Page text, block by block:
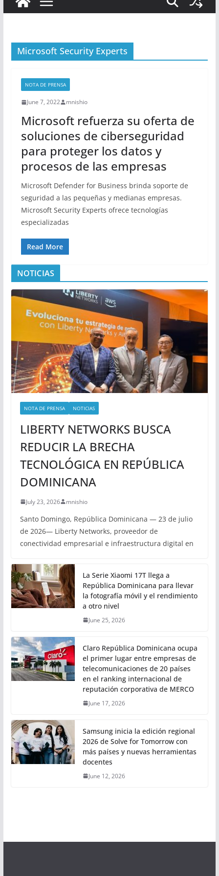
Microsoft Security Experts
NOTA DE PRENSA
June 7, 2022 mnishio
Microsoft refuerza su oferta de
soluciones de ciberseguridad
para proteger los datos y
procesos de las empresas
Microsoft Defender for Business brinda soporte de
seguridad a las pequeñas y medianas empresas.
Microsoft Security Experts ofrece tecnologías
especializadas
Read More
NOTICIAS
NOTA DE PRENSA NOTICIAS
LIBERTY NETWORKS BUSCA
REDUCIR LA BRECHA
TECNOLÓGICA EN REPÚBLICA
DOMINICANA
July 23, 2026 mnishio
Santo Domingo, República Dominicana — 23 de julio
de 2026— Liberty Networks, proveedor de
conectividad empresarial e infraestructura digital en
La Serie Xiaomi 17T llega a
República Dominicana para llevar
la fotografía móvil y el rendimiento
a otro nivel
June 25, 2026
Claro República Dominicana ocupa
el primer lugar entre empresas de
telecomunicaciones de 20 países
en el ranking internacional de
reputación corporativa de MERCO
June 17, 2026
Samsung inicia la edición regional
2026 de Solve for Tomorrow con
más países y nuevas herramientas
docentes
June 12, 2026